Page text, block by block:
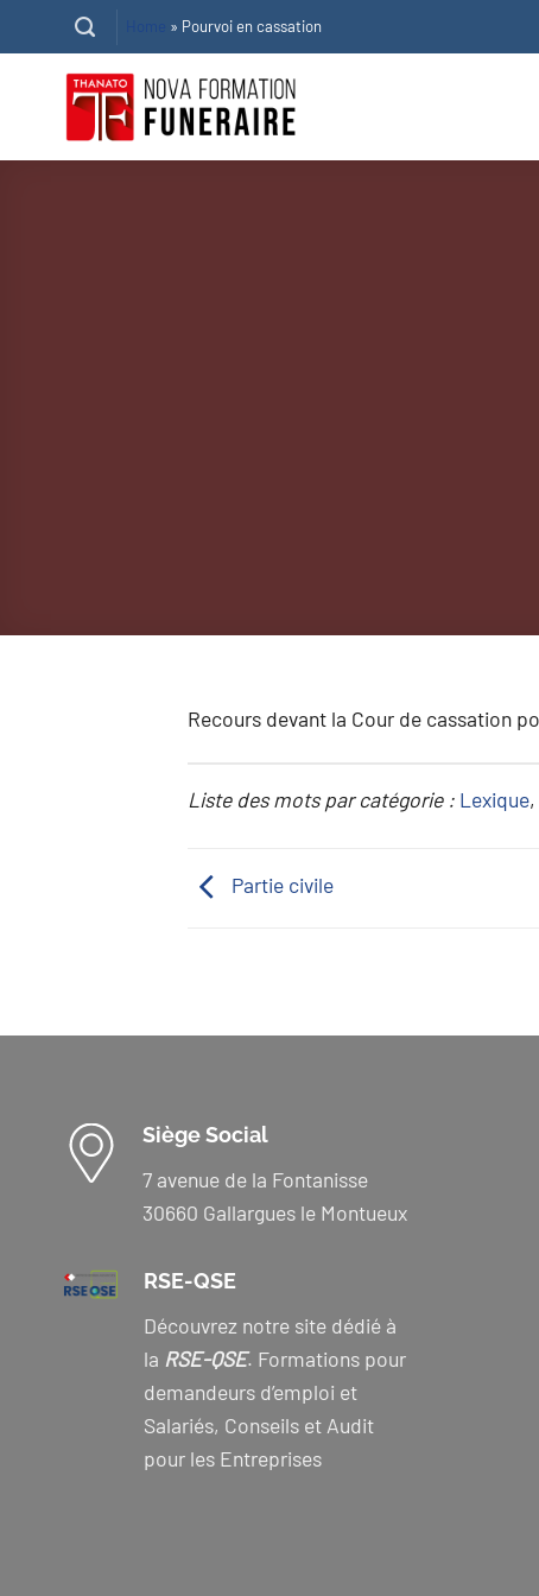
au
contenu
» Pourvoi en cassation
Recours devant la Cour de cassation
Liste des mots par catégorie : Lexique,
Partie civile
Siège Social
7 avenue de la Fontanisse
30660 Gallargues le Montueux
RSE-QSE
Découvrez notre site dédié à
la RSE-QSE. Formations pour
demandeurs d’emploi et
Salariés, Conseils et Audit
pour les Entreprises